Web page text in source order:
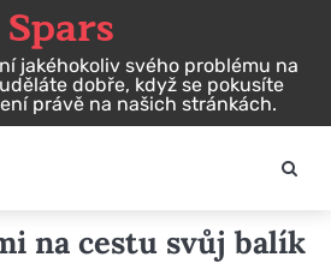
Spars
jakéhokoliv svého problému na
dobře, když se pokusíte
právě na našich stránkách.
na cestu svůj balík